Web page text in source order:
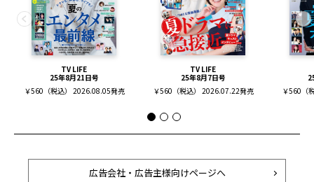
TV LIFE
25年8月21日号
￥560（税込） 2026.08.05発売
TV LIFE
25年8月7日号
￥560（税込） 2026.07.22発売
￥560（
広告会社・広告主様向けページへ